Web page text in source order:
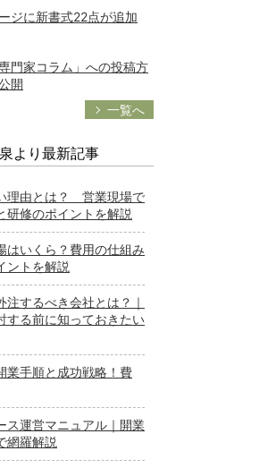
ジに新書式22点が追加
門家コラム」への投稿方
開
一覧へ
より最新記事
理由とは？ 営業現場で
研修のポイントを解説
はいくら？費用の仕組み
ントを解説
するべき会社とは？｜
する前に知っておきたい
業手順と成功戦略！費
ス運営マニュアル｜開業
網羅解説